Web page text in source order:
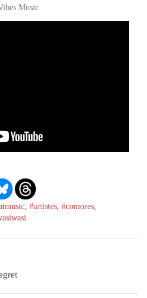
Music
, #artistes, #comores,